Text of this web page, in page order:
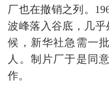
厂也在撤销之列。
波峰落入谷底，几
候，新华社急需一
人。制片厂于是同
作。